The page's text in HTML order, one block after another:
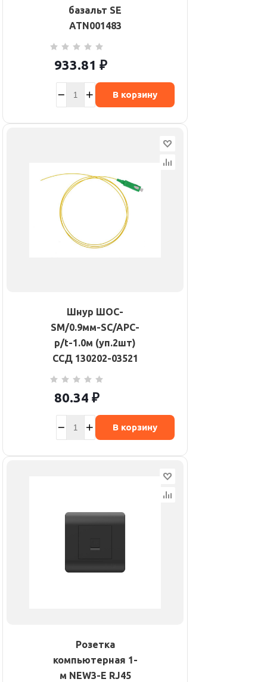
базальт SE
ATN001483
933.81 ₽
В корзину
Шнур ШОС-
SM/0.9мм-SC/APC-
p/t-1.0м (уп.2шт)
ССД 130202-03521
80.34 ₽
В корзину
Розетка
компьютерная 1-
м NEW3-E RJ45